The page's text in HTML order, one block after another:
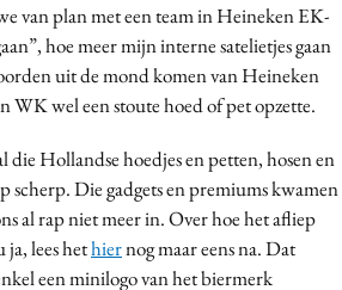
van plan met een team in Heineken EK-
hoe meer mijn interne satelietjes gaan
uit de mond komen van Heineken
WK wel een stoute hoed of pet opzette.
die Hollandse hoedjes en petten, hosen en
scherp. Die gadgets en premiums kwamen
al rap niet meer in. Over hoe het afliep
ja, lees hethiernog maar eens na. Dat
een minilogo van het biermerk